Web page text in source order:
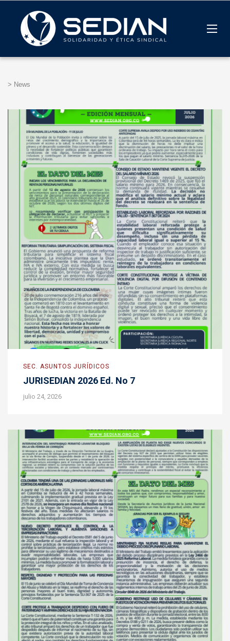
> News
SEC. ASUNTOS JURÍDICOS
JURISEDIAN 2026 Ed. No 7
julio 24, 2026